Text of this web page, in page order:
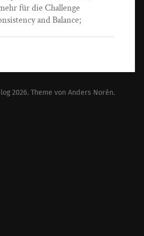
für die Challenge
and Balance;
2026. Theme von Anders Norén.